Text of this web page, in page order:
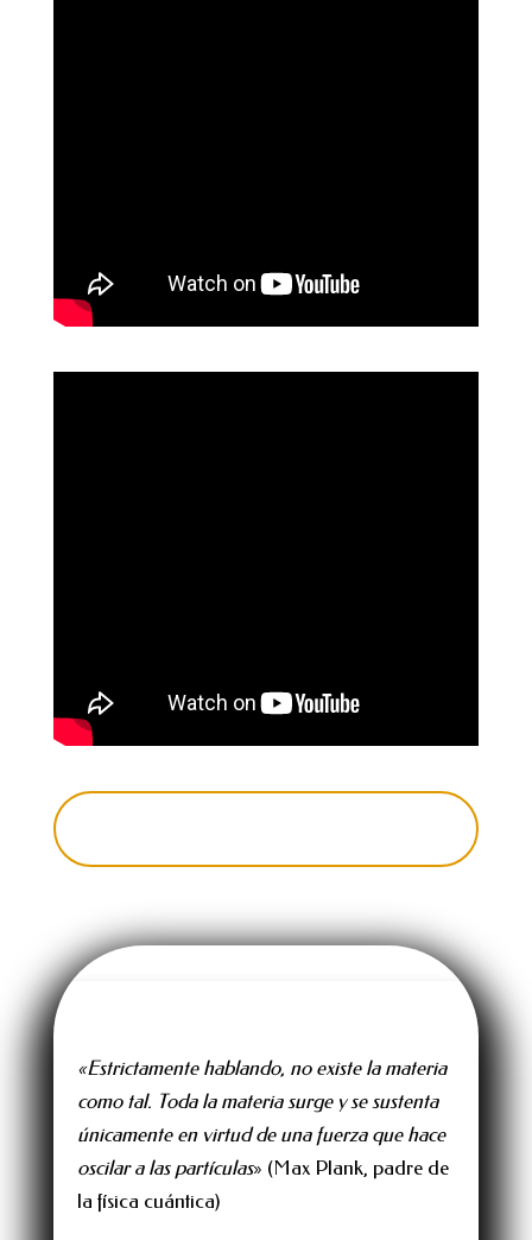
«Estrictamente hablando, no existe la materia
como tal. Toda la materia surge y se sustenta
únicamente en virtud de una fuerza que hace
oscilar a las partículas» (Max Plank, padre de
la física cuántica)